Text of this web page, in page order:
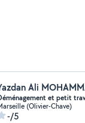
Ali
et petit
(Olivier-Chave)
-/5